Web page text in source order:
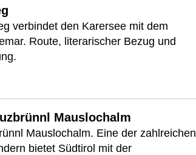
verbindet den Karersee mit dem
Route, literarischer Bezug und
Mauslochalm
Mauslochalm. Eine der zahlreichen
bietet Südtirol mit der